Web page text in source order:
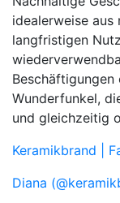
idealerweise
langfristigen
Wunderfunkel,
und gleichzeitig
Keramikbrand |
Diana